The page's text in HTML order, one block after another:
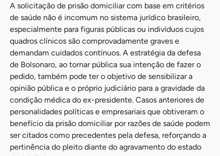
A solicitação de prisão domiciliar com base em critérios
de saúde não é incomum no sistema jurídico brasileiro,
especialmente para figuras públicas ou indivíduos cujos
quadros clínicos são comprovadamente graves e
demandam cuidados contínuos. A estratégia da defesa
de Bolsonaro, ao tornar pública sua intenção de fazer o
pedido, também pode ter o objetivo de sensibilizar a
opinião pública e o próprio judiciário para a gravidade da
condição médica do ex-presidente. Casos anteriores de
personalidades políticas e empresariais que obtiveram o
benefício da prisão domiciliar por razões de saúde podem
ser citados como precedentes pela defesa, reforçando a
pertinência do pleito diante do agravamento do estado